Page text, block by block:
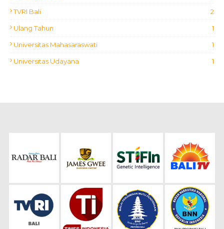
TVRI Bali 2
Ulang Tahun 1
Universitas Mahasaraswati 1
Universitas Udayana 1